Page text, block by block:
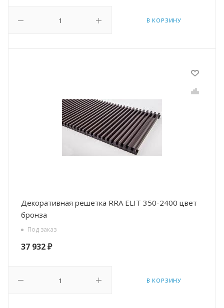
В КОРЗИНУ
Декоративная решетка RRA ELIT 350-2400 цвет
бронза
Под заказ
37 932₽
В КОРЗИНУ